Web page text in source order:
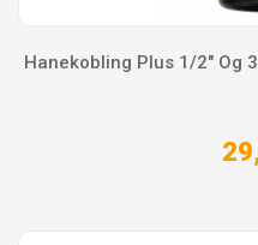
Hanekobling Plus 1/2" Og